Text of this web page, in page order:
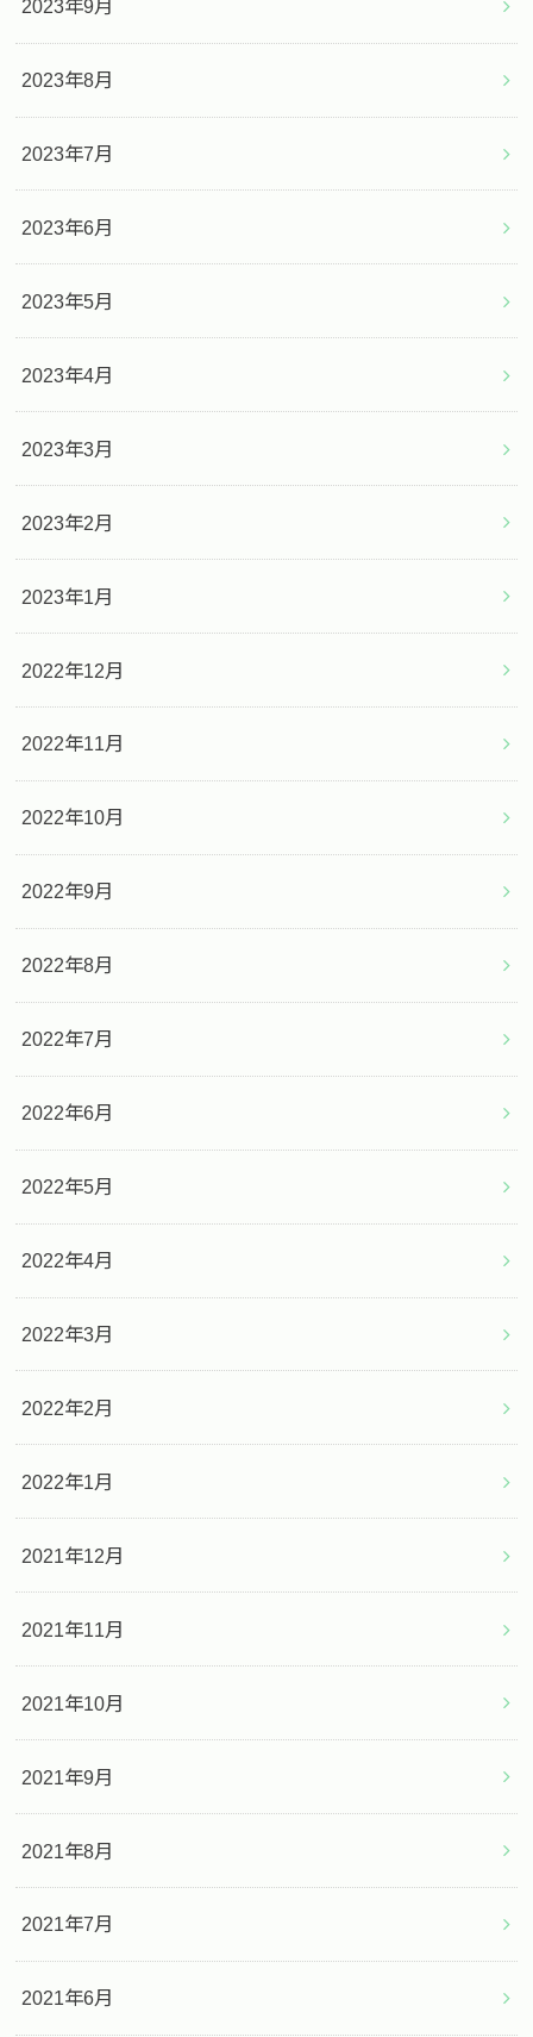
2023年9月
2023年8月
2023年7月
2023年6月
2023年5月
2023年4月
2023年3月
2023年2月
2023年1月
2022年12月
2022年11月
2022年10月
2022年9月
2022年8月
2022年7月
2022年6月
2022年5月
2022年4月
2022年3月
2022年2月
2022年1月
2021年12月
2021年11月
2021年10月
2021年9月
2021年8月
2021年7月
2021年6月